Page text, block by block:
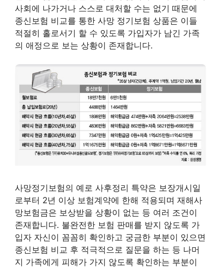
사회에 나가거나 스스로 대처할 수는 없기 때문에
종신보험 비교를 통한 사망 정기보험 상품은 이들
적절히 홀로서기 할 수 있도록 가입자가 남긴 가족
의 애정으로 보는 상황이 존재합니다.
사망정기보험의 예로 사후정리 특약은 보장개시일
로부터 2년 이상 보험계약에 한해 적용되며 재해사
망보험금은 보상받을 상황이 없는 등 여러 조건이
존재합니다. 불완전한 보험 판매를 받지 않도록 가
입자 자신이 꼼꼼히 확인하고 궁금한 부분이 있으면
종신보험 비교 후 적극적으로 질문을 하는 등 나머
지 가족에게 피해가 가지 않도록 확인하는 부분이